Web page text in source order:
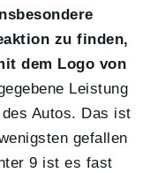
zu finden,
dem Logo von
Leistung
Autos. Das ist
gefallen
9 ist es fast